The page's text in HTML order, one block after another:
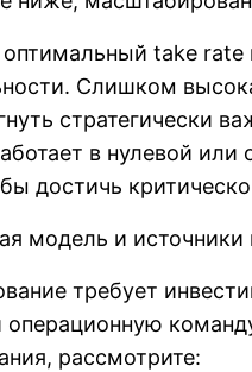
take rate
Слишком
стратегически
в нулевой
достичь
модель и источники
требует
операционную
рассмотрите: